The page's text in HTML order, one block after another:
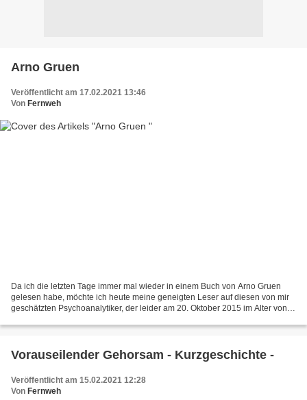
Arno Gruen
Veröffentlicht am 17.02.2021 13:46
Von Fernweh
Da ich die letzten Tage immer mal wieder in einem Buch von Arno Gruen
gelesen habe, möchte ich heute meine geneigten Leser auf diesen von mir
geschätzten Psychoanalytiker, der leider am 20. Oktober 2015 im Alter von
Vorauseilender Gehorsam - Kurzgeschichte -
Veröffentlicht am 15.02.2021 12:28
Von Fernweh